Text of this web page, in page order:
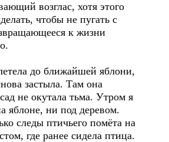
возглас, хотя этого
чтобы не пугать с
к жизни
до ближайшей яблони,
застыла. Там она
не окутала тьма. Утром я
яблоне, ни под деревом.
следы птичьего помёта на
где ранее сидела птица.